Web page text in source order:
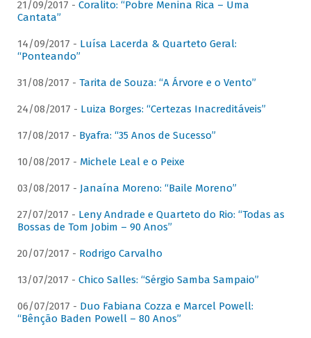
21/09/2017 - Coralito: “Pobre Menina Rica – Uma
Cantata”
14/09/2017 - Luísa Lacerda & Quarteto Geral:
“Ponteando”
31/08/2017 - Tarita de Souza: “A Árvore e o Vento”
24/08/2017 - Luiza Borges: “Certezas Inacreditáveis”
17/08/2017 - Byafra: “35 Anos de Sucesso”
10/08/2017 - Michele Leal e o Peixe
03/08/2017 - Janaína Moreno: “Baile Moreno”
27/07/2017 - Leny Andrade e Quarteto do Rio: “Todas as
Bossas de Tom Jobim – 90 Anos”
20/07/2017 - Rodrigo Carvalho
13/07/2017 - Chico Salles: “Sérgio Samba Sampaio”
06/07/2017 - Duo Fabiana Cozza e Marcel Powell:
“Bênção Baden Powell – 80 Anos”